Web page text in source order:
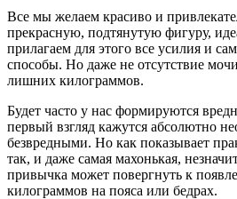
Все мы желаем красиво и
прекрасную, подтянутую фигуру,
прилагаем для этого все усилия и
способы. Но даже не отсутствие
лишних килограммов.
Будет часто у нас формируются
первый взгляд кажутся абсолютно
безвредными. Но как показывает
так, и даже самая махонькая,
привычка может повергнуть к
килограммов на пояса или бедрах.